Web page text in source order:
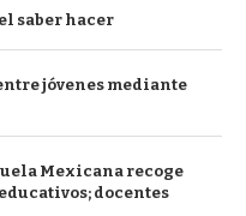
saber hacer
jóvenes mediante
Mexicana recoge
docentes